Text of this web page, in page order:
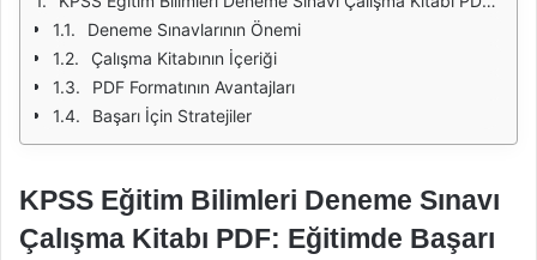
Deneme Sınavlarının Önemi
Çalışma Kitabının İçeriği
PDF Formatının Avantajları
Başarı İçin Stratejiler
KPSS Eğitim Bilimleri Deneme Sınavı
Çalışma Kitabı PDF: Eğitimde Başarı